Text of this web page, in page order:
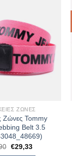
ΖΏΝΕΣ
Ζώνες Tommy
Belt 3.5
Original
€29,33Η